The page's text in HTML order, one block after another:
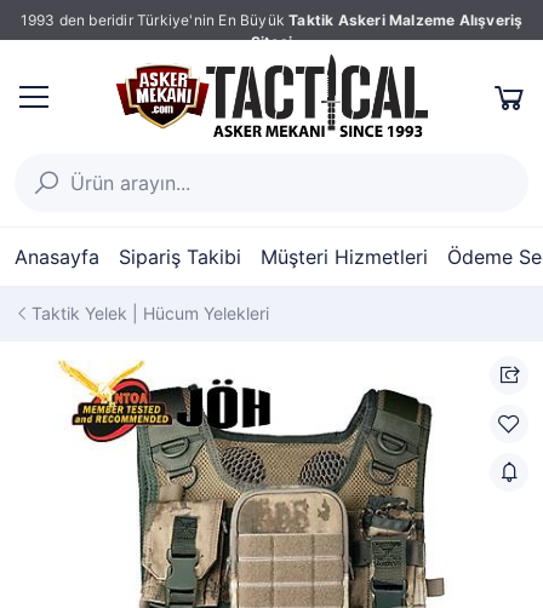
1993 den beridir Türkiye'nin En Büyük Taktik Askeri Malzeme Alışveriş
Sitesi
Anasayfa Sipariş Takibi Müşteri Hizmetleri Ödeme
Taktik Yelek | Hücum Yelekleri